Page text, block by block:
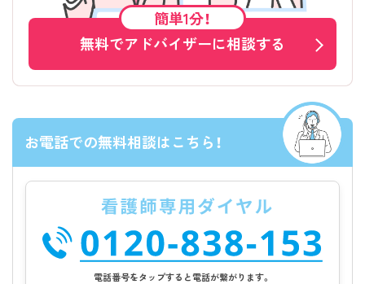
簡単1分！
無料でアドバイザーに相談する
お電話での無料相談はこちら！
電話番号をタップすると電話が繋がります。